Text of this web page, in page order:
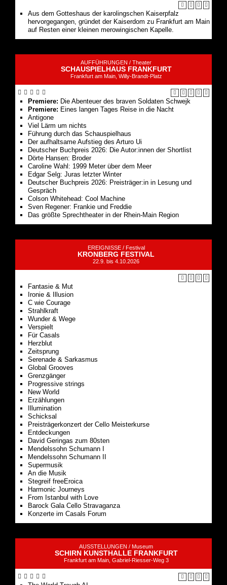
Aus dem Gotteshaus der karolingschen Kaiserpfalz
hervorgegangen, gründet der Kaiserdom zu Frankfurt am Main
auf Resten einer kleinen merowingischen Kapelle.
AUFFÜHRUNGEN / Theater
SCHAUSPIELHAUS FRANKFURT
Frankfurt am Main, Willy-Brandt-Platz
Premiere: Die Abenteuer des braven Soldaten Schwejk
Premiere: Eines langen Tages Reise in die Nacht
Antigone
Viel Lärm um nichts
Führung durch das Schauspiel­haus
Der aufhaltsame Aufstieg des Arturo Ui
Deutscher Buchpreis 2026: Die Autor:innen der Shortlist
Dörte Hansen: Broder
Caroline Wahl: 1999 Meter über dem Meer
Edgar Selg: Juras letzter Winter
Deutscher Buchpreis 2026: Preisträger:in in Lesung und
Gespräch
Colson White­head: Cool Machine
Sven Regener: Frankie und Freddie
Das größte Sprechtheater in der Rhein-Main Region
EREIGNISSE / Festival
KRONBERG FESTIVAL
22.9. bis 4.10.2026
Fantasie & Mut
Ironie & Illusion
C wie Courage
Strahlkraft
Wunder & Wege
Verspielt
Für Casals
Herzblut
Zeitsprung
Serenade & Sarkasmus
Global Grooves
Grenzgänger
Progressive strings
New World
Erzählungen
Illumination
Schicksal
Preisträgerkonzert der Cello Meisterkurse
Entdeckungen
David Geringas zum 80sten
Mendelssohn Schumann I
Mendelssohn Schumann II
Supermusik
An die Musik
Stegreif freeEroica
Harmonic Journeys
From Istanbul with Love
Barock Gala Cello Stravaganza
Konzerte im Casals Forum
AUSSTELLUNGEN / Museum
SCHIRN KUNSTHALLE FRANKFURT
Frankfurt am Main, Gabriel-Riesser-Weg 3